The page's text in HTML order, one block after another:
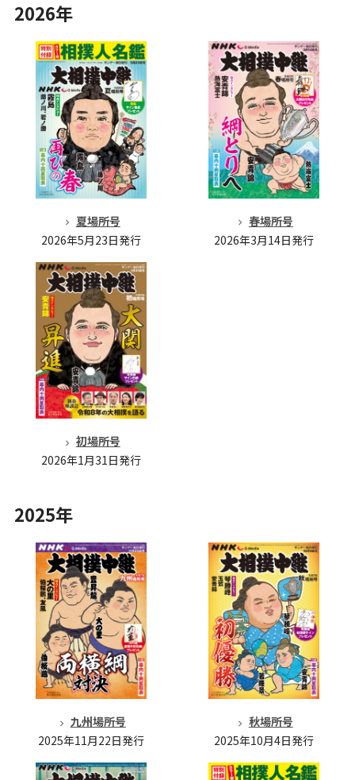
2026年
夏場所号
2026年5月23日発行
春場所号
2026年3月14日発行
初場所号
2026年1月31日発行
2025年
九州場所号
2025年11月22日発行
秋場所号
2025年10月4日発行